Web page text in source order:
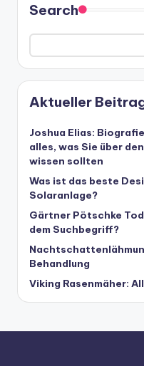
Search
Aktueller
Joshua Elias:
alles, was Sie über
wissen sollten
Was ist das beste
Solaranlage?
Gärtner Pötschke
dem Suchbegriff?
Behandlung
Viking Rasenmäher: